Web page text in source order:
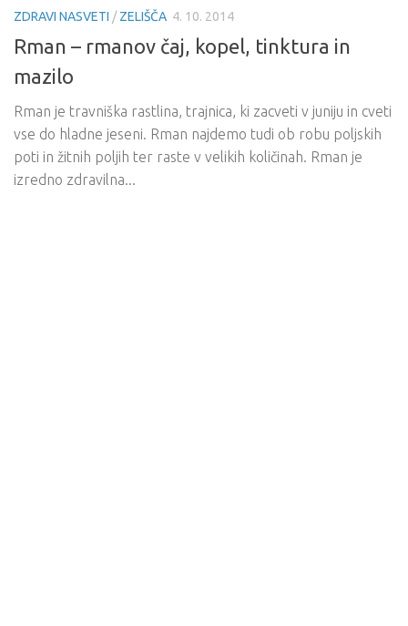
ZDRAVI NASVETI /ZELIŠČA 4. 10. 2014
Rman – rmanov čaj, kopel, tinktura in
mazilo
Rman je travniška rastlina, trajnica, ki zacveti v juniju in cveti
vse do hladne jeseni. Rman najdemo tudi ob robu poljskih
poti in žitnih poljih ter raste v velikih količinah. Rman je
izredno zdravilna...